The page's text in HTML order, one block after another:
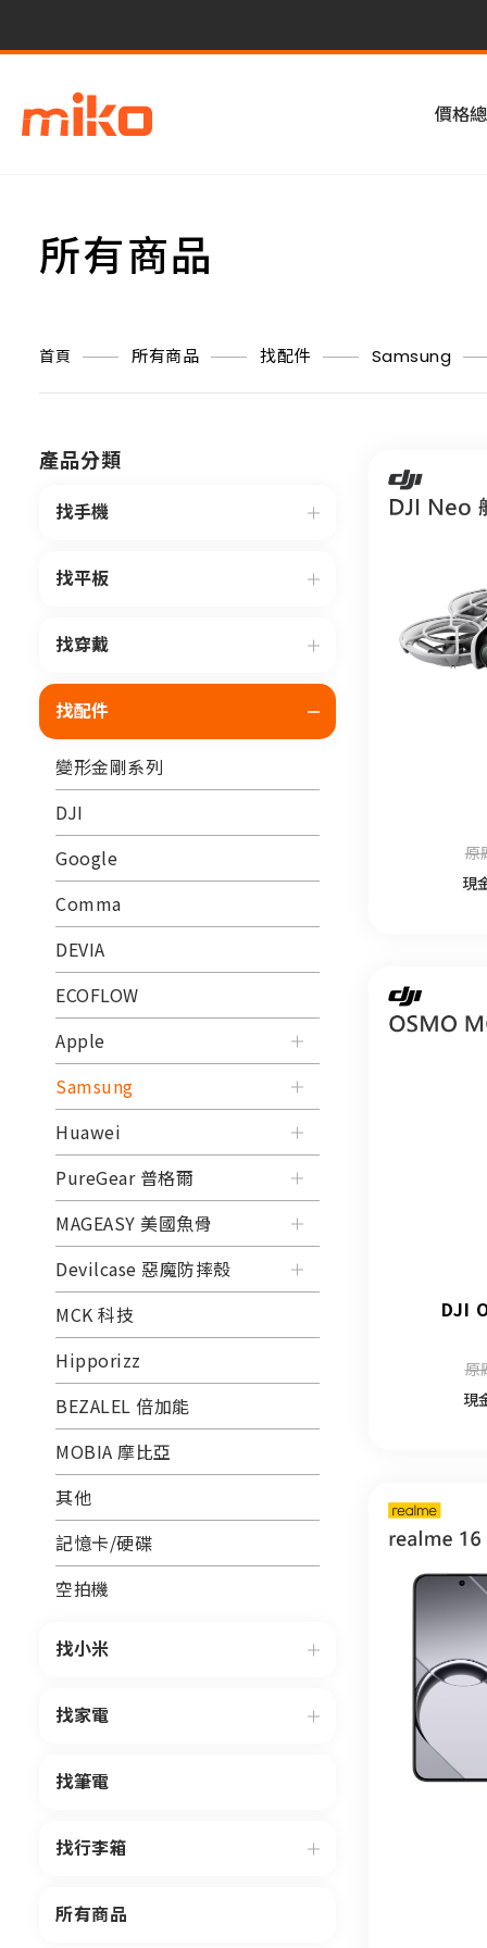
價格
所有商品
首頁 所有商品 找配件 Samsung
產品分類
找手機
找平板
找穿戴
找配件
變形金剛系列
DJI
Google
Comma
DEVIA
ECOFLOW
Apple
Samsung
Huawei
PureGear 普格爾
MAGEASY 美國魚骨
Devilcase 惡魔防摔殼
MCK 科技
Hipporizz
BEZALEL 倍加能
MOBIA 摩比亞
其他
記憶卡/硬碟
空拍機
找小米
找家電
找筆電
找行李箱
所有商品
原
現
DJI
原
現